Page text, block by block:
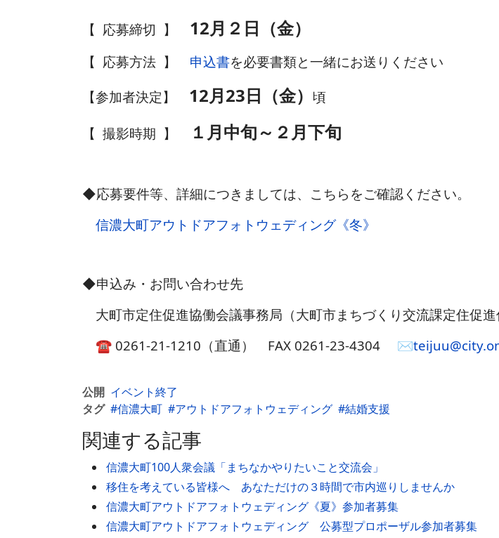
【 応募締切 】 12月２日（金）
【 応募方法 】 申込書を必要書類と一緒にお送りください
【参加者決定】
12月23日（金） 頃
【 撮影時期 】 １月中旬～２月下旬
◆応募要件等、詳細につきましては、こちらをご確認ください。
信濃大町アウトドアフォトウェディング《冬》
◆申込み・お問い合わせ先
大町市定住促進協働会議事務局（大町市まちづくり交流課定住促進
☎ 0261-21-1210（直通） FAX 0261-23-4304 ✉
公開 イベント終了
タグ
信濃大町 アウトドアフォトウェディング 結婚支援
関連する記事
信濃大町100人衆会議「まちなかやりたいこと交流会」
移住を考えている皆様へ あなただけの３時間で市内巡りしませんか
信濃大町アウトドアフォトウェディング《夏》参加者募集
信濃大町アウトドアフォトウェディング 公募型プロポーザル参加者募集